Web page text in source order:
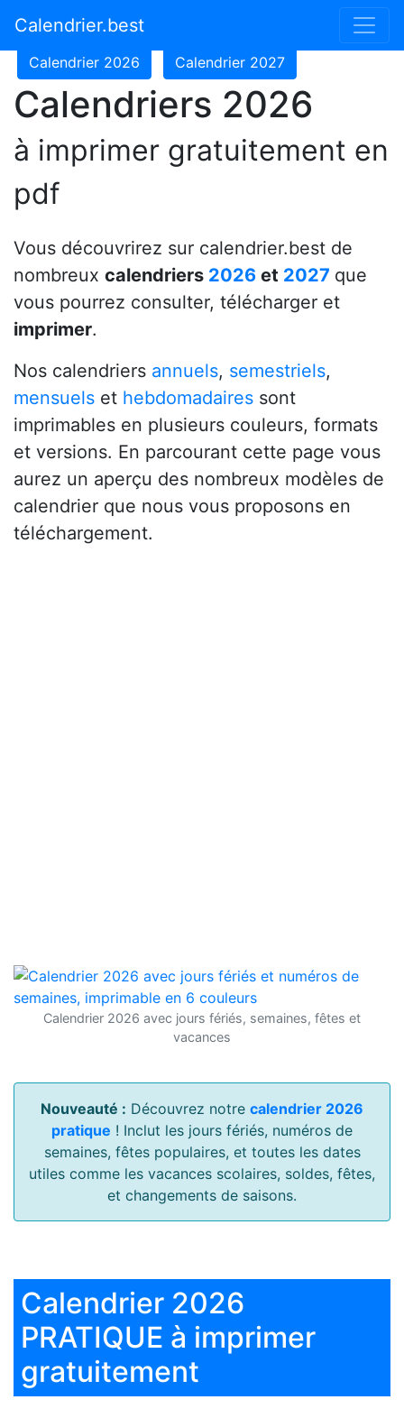
Calendrier.best
Calendrier 2024
Calendrier 2026 Calendrier 2027
Calendriers 2026
à imprimer gratuitement en
pdf
Vous découvrirez sur calendrier.best de
nombreux calendriers 2026 et 2027 que
vous pourrez consulter, télécharger et
imprimer.
Nos calendriers annuels, semestriels,
mensuels et hebdomadaires sont
imprimables en plusieurs couleurs, formats
et versions. En parcourant cette page vous
aurez un aperçu des nombreux modèles de
calendrier que nous vous proposons en
téléchargement.
Calendrier 2026 avec jours fériés, semaines, fêtes et
vacances
Nouveauté : Découvrez notre calendrier 2026
pratique ! Inclut les jours fériés, numéros de
semaines, fêtes populaires, et toutes les dates
utiles comme les vacances scolaires, soldes, fêtes,
et changements de saisons.
Calendrier 2026
PRATIQUE à imprimer
gratuitement